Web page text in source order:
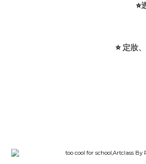
⭐️
⭐️ 定妝、